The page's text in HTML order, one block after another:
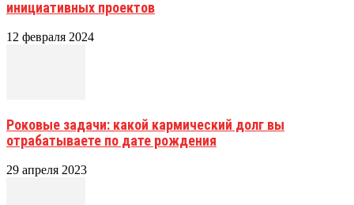
инициативных проектов
12 февраля 2024
Роковые задачи: какой кармический долг вы
отрабатываете по дате рождения
29 апреля 2023